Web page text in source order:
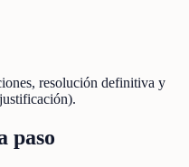
resolución definitiva y
paso